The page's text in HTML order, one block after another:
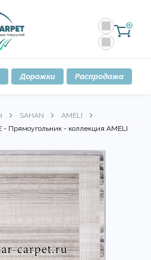
0
Дорожки Распродажа
SAHAN
AMELI
- Прямоугольник - коллекция AMELI